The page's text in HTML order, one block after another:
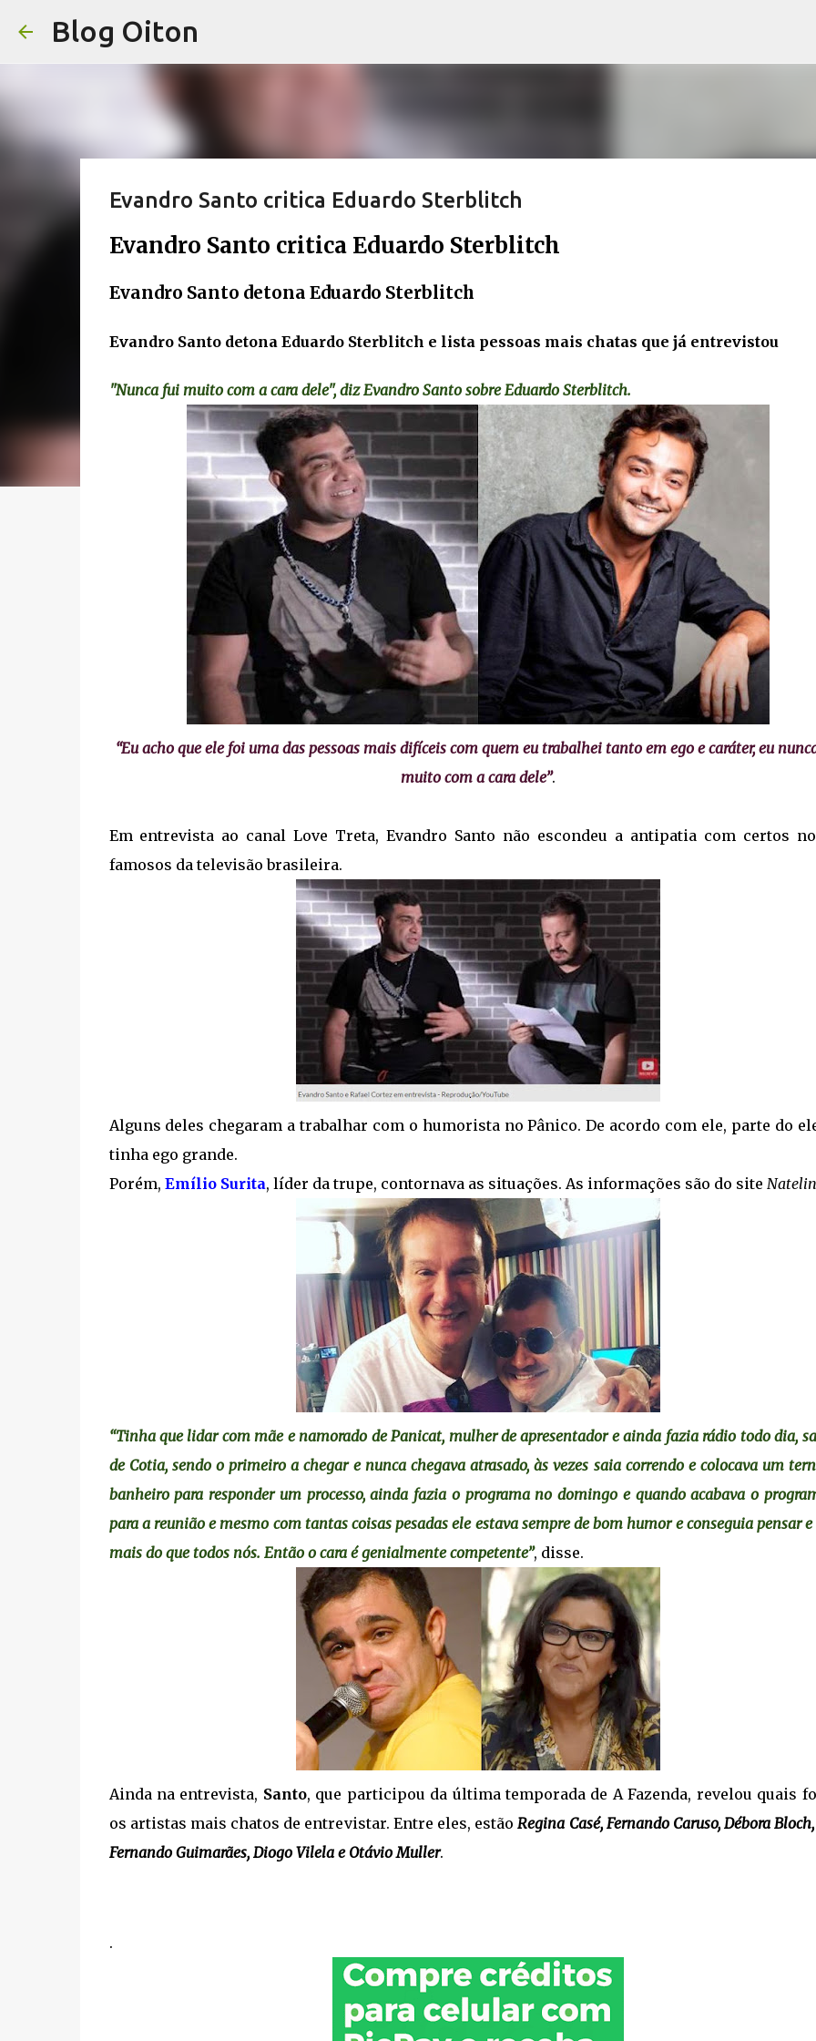
Blog Oiton
Evandro Santo critica Eduardo Sterblitch
Evandro Santo critica Eduardo Sterblitch
Evandro Santo detona Eduardo Sterblitch
Evandro Santo detona Eduardo Sterblitch e lista pessoas mais chatas que já entrevistou
"Nunca fui muito com a cara dele", diz Evandro Santo sobre Eduardo Sterblitch.
“Eu acho que ele foi uma das pessoas mais difíceis com quem eu trabalhei tanto em ego e caráter, eu
muito com a cara dele”.
Em entrevista ao canal Love Treta, Evandro Santo não escondeu a antipatia com certos
famosos da televisão brasileira.
Alguns deles chegaram a trabalhar com o humorista no Pânico. De acordo com ele, parte do
tinha ego grande.
Porém, Emílio Surita, líder da trupe, contornava as situações. As informações são do site
“Tinha que lidar com mãe e namorado de Panicat, mulher de apresentador e ainda fazia rádio todo dia,
de Cotia, sendo o primeiro a chegar e nunca chegava atrasado, às vezes saia correndo e colocava um
banheiro para responder um processo, ainda fazia o programa no domingo e quando acabava o
para a reunião e mesmo com tantas coisas pesadas ele estava sempre de bom humor e conseguia pensar
mais do que todos nós. Então o cara é genialmente competente”, disse.
Ainda na entrevista, Santo, que participou da última temporada de A Fazenda, revelou quais
os artistas mais chatos de entrevistar. Entre eles, estãoRegina Casé, Fernando Caruso, Débora
Fernando Guimarães, Diogo Vilela e Otávio Muller.
.